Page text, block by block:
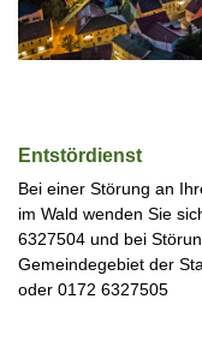
Entstördienst
Bei einer Störung an
im Wald wenden Sie
6327504 und bei
Gemeindegebiet der
oder 0172 6327505